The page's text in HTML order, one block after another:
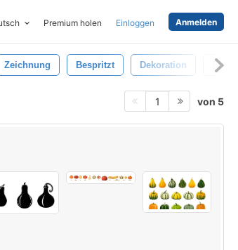
Premium holen Einloggen Anmelden
Zeichnung Bespritzt Dekoration
1 von 5